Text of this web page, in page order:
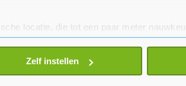
locatie, die tot een paar meter
te scannen op specifieke eigenschappen
verwerkt en stel uw voorkeuren in
in de Cookieverklaring.
Zelf instellen